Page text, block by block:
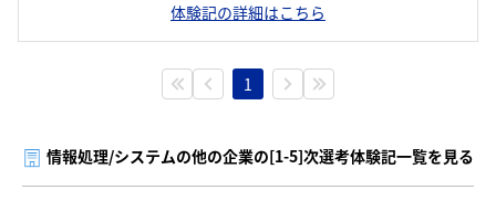
体験記の詳細はこちら
1
情報処理/システムの他の企業の[1-5]次選考体験記一覧を見る